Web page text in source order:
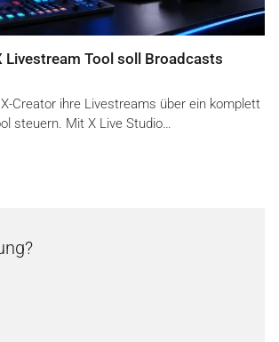
Livestream Tool soll Broadcasts
Creator ihre Livestreams über ein komplett
steuern. Mit X Live Studio…